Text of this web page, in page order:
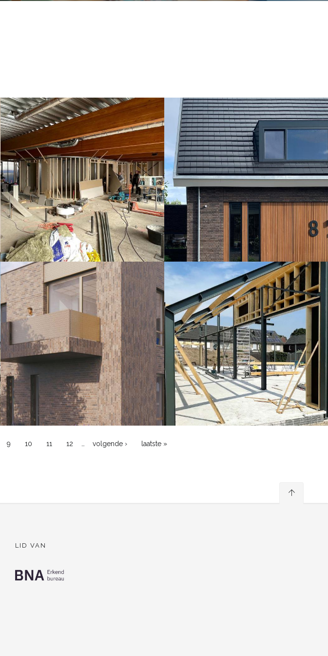
Er wordt hard gewerkt bij de nieuwbouw
orthodontiepraktijk in Horst! Aan de buitenzijde
wordt de zinken gevelbekleding bevestigd en
kunnen binnenkort de kozijnen worden geplaatst.
Lees meer
Onlangs is deze prachtige villa afgerond en
opgeleverd! Voor meer informatie over het project
zie onderstaande link naar de projectpagina;
Eindhoven - Villa
Lees meer
Wij hebben groen licht ontvangen van Team
Ruimtelijke Kwaliteit gemeente Nuenen voor het
ontwerp van het gezondheidscentrum!
Lees meer
De countouren van de nieuwbouw
orthodontiepraktijk komen al mooi in beeld!
Binnenkort worden de gelamineerde liggers
geplaatst & worden de dakplaten gelegd.
Lees meer
9 10 11 12 … volgende › laatste »
LID VAN